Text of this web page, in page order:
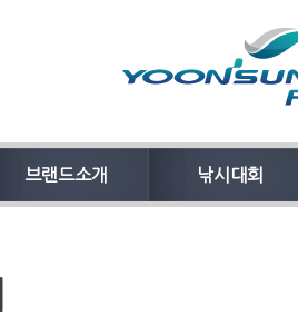
브랜드소개 낚시대회